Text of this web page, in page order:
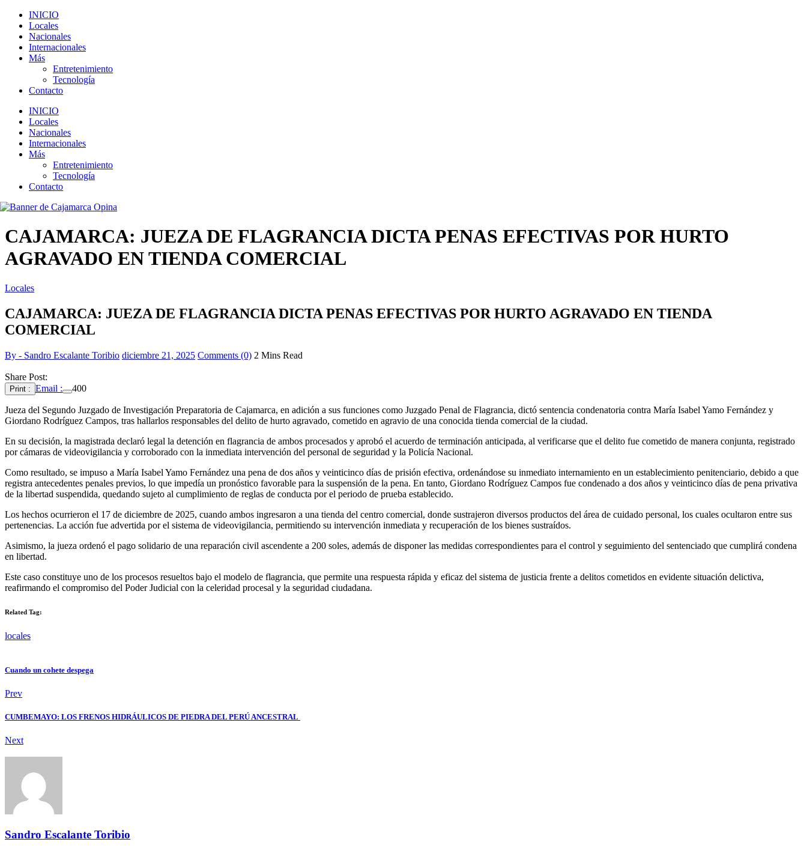
INICIO
Locales
Nacionales
Internacionales
Más
Entretenimiento
Tecnología
Contacto
INICIO
Locales
Nacionales
Internacionales
Más
Entretenimiento
Tecnología
Contacto
CAJAMARCA: JUEZA DE FLAGRANCIA DICTA PENAS EFECTIVAS POR HURTO
AGRAVADO EN TIENDA COMERCIAL
Locales
CAJAMARCA: JUEZA DE FLAGRANCIA DICTA PENAS EFECTIVAS POR HURTO AGRAVADO EN TIENDA
COMERCIAL
By - Sandro Escalante Toribio diciembre 21, 2025 Comments (0) 2 Mins Read
Share Post:
Print : Email : 400
Jueza del Segundo Juzgado de Investigación Preparatoria de Cajamarca, en adición a sus funciones como Juzgado Penal de Flagrancia, dictó sentencia condenatoria contra María Isabel Yamo Fernández y
Giordano Rodríguez Campos, tras hallarlos responsables del delito de hurto agravado, cometido en agravio de una conocida tienda comercial de la ciudad.
En su decisión, la magistrada declaró legal la detención en flagrancia de ambos procesados y aprobó el acuerdo de terminación anticipada, al verificarse que el delito fue cometido de manera conjunta, registrado
por cámaras de videovigilancia y corroborado con la inmediata intervención del personal de seguridad y la Policía Nacional.
Como resultado, se impuso a María Isabel Yamo Fernández una pena de dos años y veinticinco días de prisión efectiva, ordenándose su inmediato internamiento en un establecimiento penitenciario, debido a que
registra antecedentes penales previos, lo que impedía un pronóstico favorable para la suspensión de la pena. En tanto, Giordano Rodríguez Campos fue condenado a dos años y veinticinco días de pena privativa
de la libertad suspendida, quedando sujeto al cumplimiento de reglas de conducta por el periodo de prueba establecido.
Los hechos ocurrieron el 17 de diciembre de 2025, cuando ambos ingresaron a una tienda del centro comercial, donde sustrajeron diversos productos del área de cuidado personal, los cuales ocultaron entre sus
pertenencias. La acción fue advertida por el sistema de videovigilancia, permitiendo su intervención inmediata y recuperación de los bienes sustraídos.
Asimismo, la jueza ordenó el pago solidario de una reparación civil ascendente a 200 soles, además de disponer las medidas correspondientes para el control y seguimiento del sentenciado que cumplirá condena
en libertad.
Este caso constituye uno de los procesos resueltos bajo el modelo de flagrancia, que permite una respuesta rápida y eficaz del sistema de justicia frente a delitos cometidos en evidente situación delictiva,
reafirmando el compromiso del Poder Judicial con la celeridad procesal y la seguridad ciudadana.
Related Tag:
locales
Cuando un cohete despega
Prev
CUMBEMAYO: LOS FRENOS HIDRÁULICOS DE PIEDRA DEL PERÚ ANCESTRAL
Next
Sandro Escalante Toribio